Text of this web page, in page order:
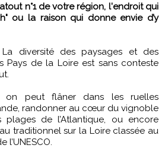
ou la raison qui donne envie d’y
La diversité des paysages et des
Pays de la Loire est sans conteste
on peut flâner dans les ruelles
randonner au cœur du vignoble
plages de l’Atlantique, ou encore
traditionnel sur la Loire classée au
l’UNESCO.